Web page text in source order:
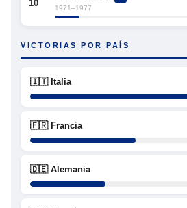
10 1971–1977
VICTORIAS POR PAÍS
🇮🇹 Italia
🇫🇷 Francia
🇩🇪 Alemania